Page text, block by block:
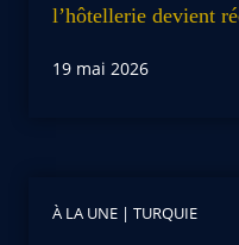
l’hôtellerie devient
19 mai 2026
À LA UNE | TURQUIE